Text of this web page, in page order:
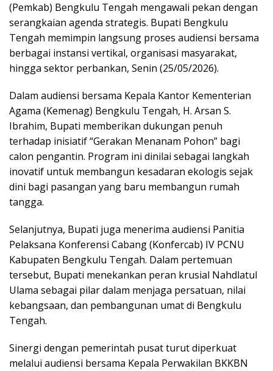
(Pemkab) Bengkulu Tengah mengawali pekan dengan
serangkaian agenda strategis. Bupati Bengkulu
Tengah memimpin langsung proses audiensi bersama
berbagai instansi vertikal, organisasi masyarakat,
hingga sektor perbankan, Senin (25/05/2026).
Dalam audiensi bersama Kepala Kantor Kementerian
Agama (Kemenag) Bengkulu Tengah, H. Arsan S.
Ibrahim, Bupati memberikan dukungan penuh
terhadap inisiatif “Gerakan Menanam Pohon” bagi
calon pengantin. Program ini dinilai sebagai langkah
inovatif untuk membangun kesadaran ekologis sejak
dini bagi pasangan yang baru membangun rumah
tangga.
Selanjutnya, Bupati juga menerima audiensi Panitia
Pelaksana Konferensi Cabang (Konfercab) IV PCNU
Kabupaten Bengkulu Tengah. Dalam pertemuan
tersebut, Bupati menekankan peran krusial Nahdlatul
Ulama sebagai pilar dalam menjaga persatuan, nilai
kebangsaan, dan pembangunan umat di Bengkulu
Tengah.
Sinergi dengan pemerintah pusat turut diperkuat
melalui audiensi bersama Kepala Perwakilan BKKBN